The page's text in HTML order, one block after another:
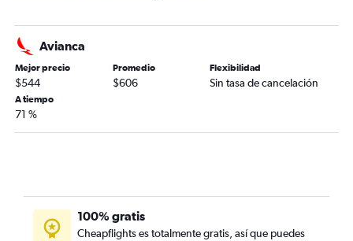
Avianca
Mejor precio
$544
Promedio
$606
Flexibilidad
Sin tasa de cancelación
A tiempo
71 %
100% gratis
Cheapflights es totalmente gratis, así que puedes